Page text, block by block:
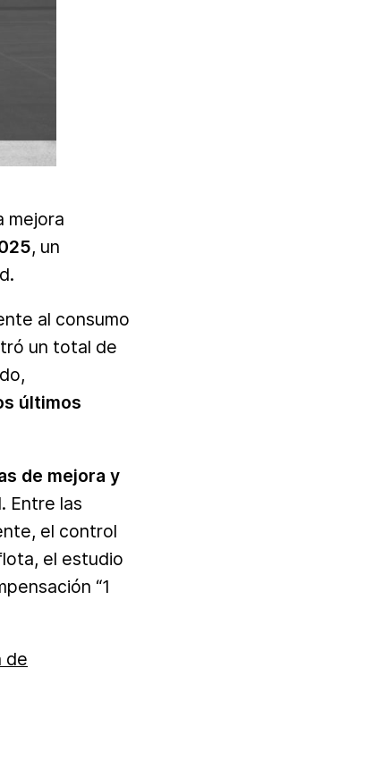
mejora
, un
al consumo
un total de
últimos
de mejora y
Entre las
el control
el estudio
“1
de